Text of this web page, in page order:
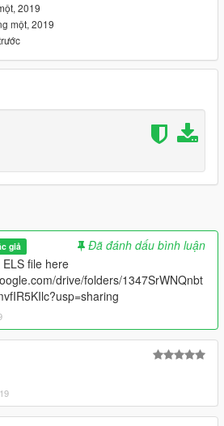
2019
một, 2019
giả
Đã đánh dấu bình luận
file here
drive/folders/1347SrWNQnbt